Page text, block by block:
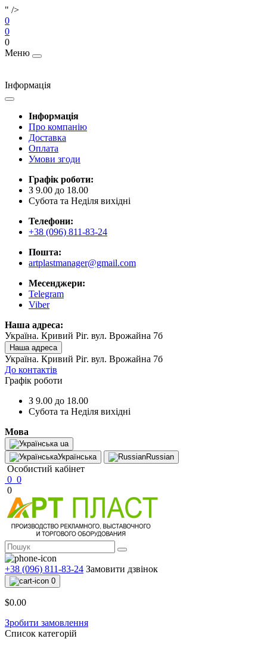
" />
0
0
0
Меню
Інформація
Інформація
Про компанію
Доставка
Оплата
Умови згоди
Графік роботи:
З 9.00 до 18.00
Субота та Неділя вихідні
Телефони:
+38 (096) 811-83-24
Пошта:
artplastmanager@gmail.com
Месенджери:
Telegram
Viber
Наша адреса:
Україна. Кривий Ріг. вул. Врожайна 7б
Наша адреса
Україна. Кривий Ріг. вул. Врожайна 7б
До контактів
Графік роботи
З 9.00 до 18.00
Субота та Неділя вихідні
Мова
ua
Українська
Russian
Особистий кабінет
0 0
0
+38 (096) 811-83-24 Замовити дзвінок
0
$0.00
Зробити замовлення
Список категорій